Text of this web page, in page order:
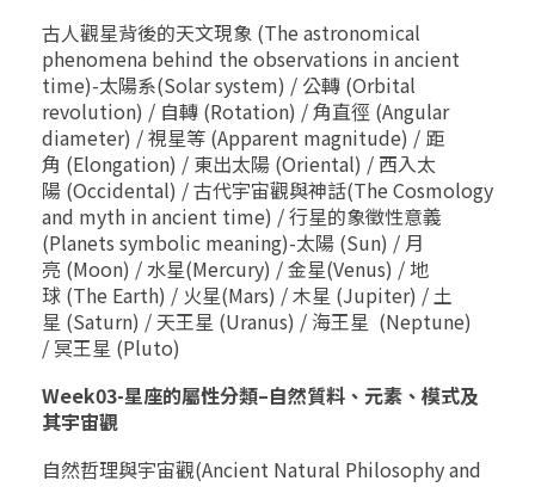
古人觀星背後的天文現象 (The astronomical
phenomena behind the observations in ancient
time)-太陽系(Solar system) / 公轉 (Orbital
revolution) / 自轉 (Rotation) /角直徑 (Angular
diameter) /視星等 (Apparent magnitude) / 距
角 (Elongation) / 東出太陽 (Oriental) / 西入太
陽 (Occidental) /古代宇宙觀與神話(The Cosmology
and myth in ancient time) /行星的象徵性意義
(Planets symbolic meaning)-太陽 (Sun) / 月
亮 (Moon) /水星(Mercury) /金星(Venus) /地
球 (The Earth) / 火星(Mars) /木星 (Jupiter) /土
星 (Saturn) / 天王星 (Uranus) / 海王星 (Neptune)
/ 冥王星 (Pluto)
Week03-星座的屬性分類–自然質料、元素、模式及
其宇宙觀
自然哲理與宇宙觀(Ancient Natural Philosophy and